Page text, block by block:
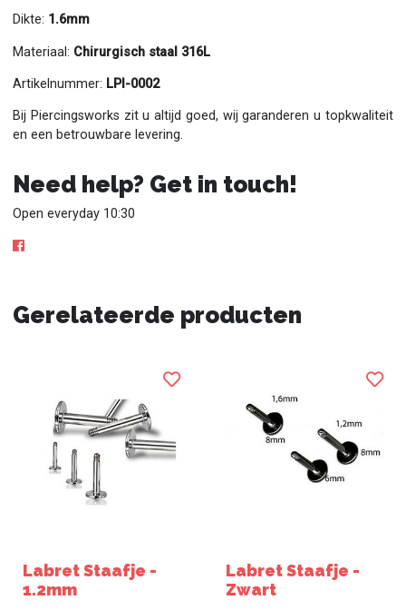
Dikte: 1.6mm
Materiaal: Chirurgisch staal 316L
Artikelnummer: LPI-0002
Bij Piercingsworks zit u altijd goed, wij garanderen u topkwaliteit
en een betrouwbare levering.
Need help? Get in touch!
Open everyday 10:30
Gerelateerde producten
Labret Staafje -
1.2mm
Labret Staafje -
Zwart